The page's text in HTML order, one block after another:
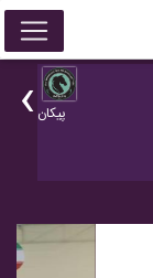
پيکان ‹